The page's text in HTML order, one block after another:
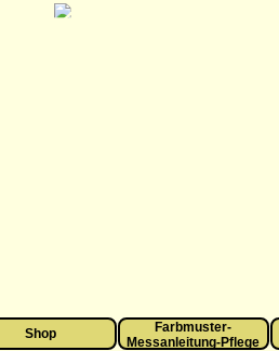
Menü überspringen
Shop ▼
Farbmuster-
Messanleitung-Pflege